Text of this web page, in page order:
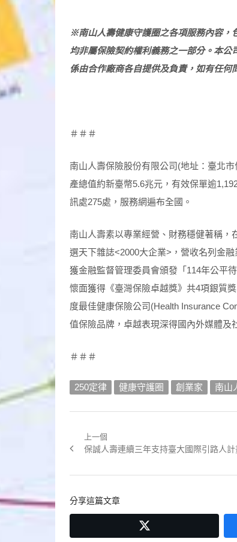
※南山人壽健康守護圈之各項服務內容，
均非屬保險契約權利義務之一部分。本公
係由合作廠商各自提供及負責，如有任
＃＃＃
南山人壽保險股份有限公司(地址：臺北
產總值約新臺幣5.6兆元，有效保單逾
訊處275處，服務網遍布全國。
南山人壽素以專業經營、財務穩健著稱，
選天下雜誌<2000大企業>，營收名列金
獲金融監督管理委員會頒發「114年公平
懷面獲得《臺灣保險卓越獎》共4項銀質
度最佳健康保險公司(Health Insurance
值保險品牌，卓越表現深得國內外媒體及
＃＃＃
250定律 健康守護圈 創業家 南山
覽
上一個
Previous
保誠人壽連續三年支持臺大國際引路人計
分享這篇文章